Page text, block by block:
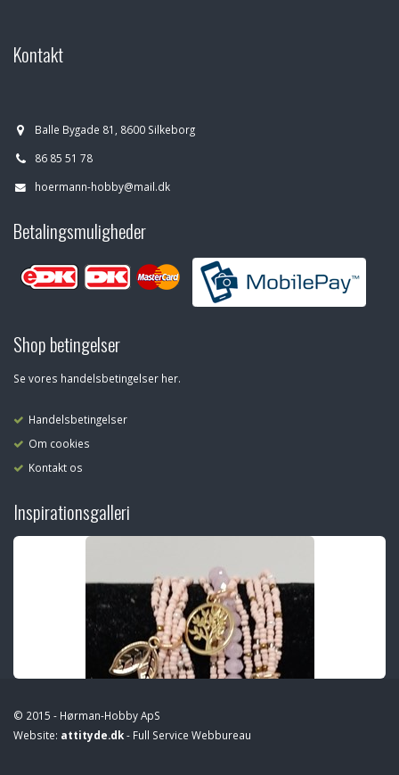
Kontakt
Balle Bygade 81, 8600 Silkeborg
86 85 51 78
hoermann-hobby@mail.dk
Betalingsmuligheder
Shop betingelser
Se vores handelsbetingelser her.
Handelsbetingelser
Om cookies
Kontakt os
Inspirationsgalleri
© 2015 - Hørman-Hobby ApS
Website: attityde.dk- Full Service Webbureau